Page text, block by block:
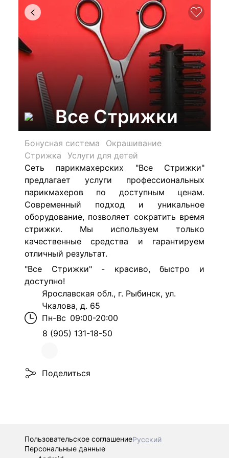
Все Стрижки
Бонусная система
Окрашивание
Стрижка
Услуги для детей
Сеть парикмахерских "Все Стрижки"
предлагает услуги профессиональных
парикмахеров по доступным ценам.
Современный подход и уникальное
оборудование, позволяет сократить время
стрижки. Мы используем только
качественные средства и гарантируем
отличный результат.
"Все Стрижки" - красиво, быстро и
доступно!
Ярославская обл., г. Рыбинск, ул.
Чкалова, д. 65
Пн-Вс 09:00-20:00
8 (905) 131-18-50
Поделиться
Пользовательское соглашениеРусский
Персональные данные